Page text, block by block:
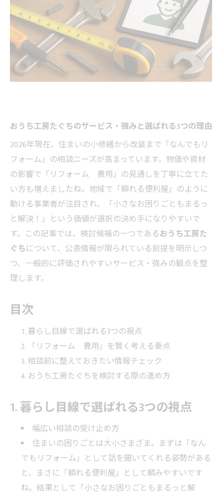
おうち工房たぐちのサービス・強みと選ばれる3つの理由
2026年現在、住まいの小修繕から改装まで「なんでもリ
フォーム」の相談ニーズが高まっています。物価や資材
の影響で「リフォーム 費用」の見通しを丁寧に立てた
い方も増えましたね。地域で「頼れる便利屋」のように
動ける事業者が注目され、「小さなお困りごともまるっ
と解決！」という価値が選択の決め手になりやすいで
す。この記事では、検討候補の一つであるおうち工房た
ぐちについて、公表情報が限られている前提を明示しつ
つ、一般的に評価されやすいサービス・強みの観点を整
理します。
目次
暮らし目線で選ばれる3つの視点
「リフォーム 費用」を賢く考える要点
相談前に整えておきたい情報チェック
おうち工房たぐちを検討する際の進め方
1. 暮らし目線で選ばれる3つの視点
幅広い相談の受け止め方
住まいの困りごとは大小さまざま。まずは「なん
でもリフォーム」として話を聞いてくれる姿勢がある
と、まさに「頼れる便利屋」として頼みやすいです
ね。結果として「小さなお困りごともまるっと解